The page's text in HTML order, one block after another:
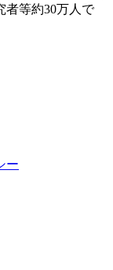
者等約30万人で
ー